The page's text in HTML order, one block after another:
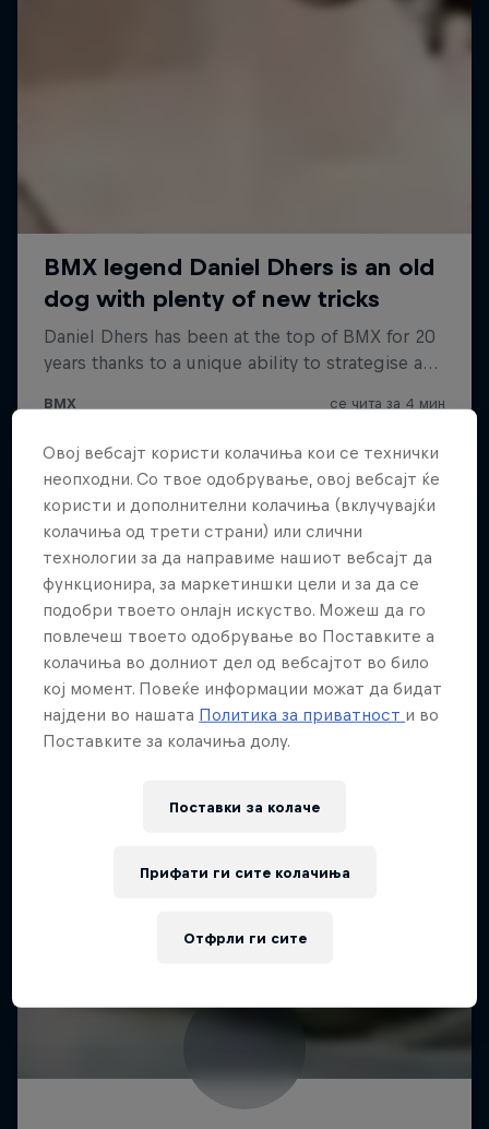
Овој вебсајт користи колачиња кои се технички
неопходни. Со твое одобрување, овој вебсајт ќе
користи и дополнителни колачиња (вклучувајќи
колачиња од трети страни) или слични
технологии за да направиме нашиот вебсајт да
функционира, за маркетиншки цели и за да се
подобри твоето онлајн искуство. Можеш да го
повлечеш твоето одобрување во Поставките а
колачиња во долниот дел од вебсајтот во било
кој момент. Повеќе информации можат да бидат
најдени во нашата Политика за приватност и во
Поставките за колачиња долу.
Поставки за колачe
Отфрли ги сите
Прифати ги сите колачиња